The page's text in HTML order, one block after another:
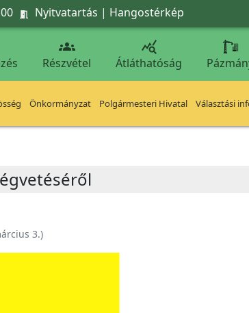
 Nyitvatartás | Hangostérkép

Részvétel

Átláthatóság
Önkormányzat Polgármesteri Hivatal Választási
3.)